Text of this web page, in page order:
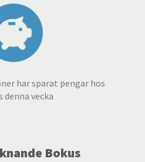
har sparat pengar hos
denna vecka
Bokus